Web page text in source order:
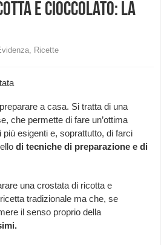
e Cioccolato: la
, Ricette
a casa. Si tratta di una
che permette di fare un’ottima
esigenti e, soprattutto, di farci
di tecniche di preparazione e di
una crostata di ricotta e
tradizionale ma che, se
il senso proprio della